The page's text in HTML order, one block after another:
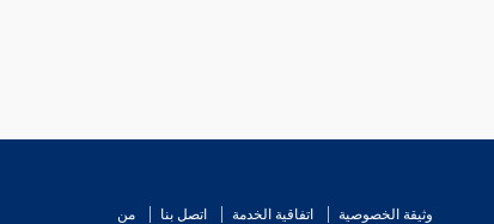
وثيقة الخصوصية اتفاقية الخدمة اتصل بنا
من